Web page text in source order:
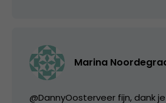
Marina
@DannyOosterveer fijn, dank